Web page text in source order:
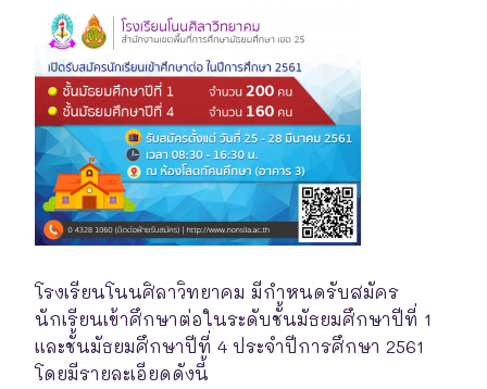
โรงเรียนโนนศิลาวิทยาคม มีกำหนดรับสมัคร
นักเรียนเข้าศึกษาต่อในระดับชั้นมัธยมศึกษาปีที่ 1
และชั้นมัธยมศึกษาปีที่ 4 ประจำปีการศึกษา 2561
โดยมีรายละเอียดดังนี้